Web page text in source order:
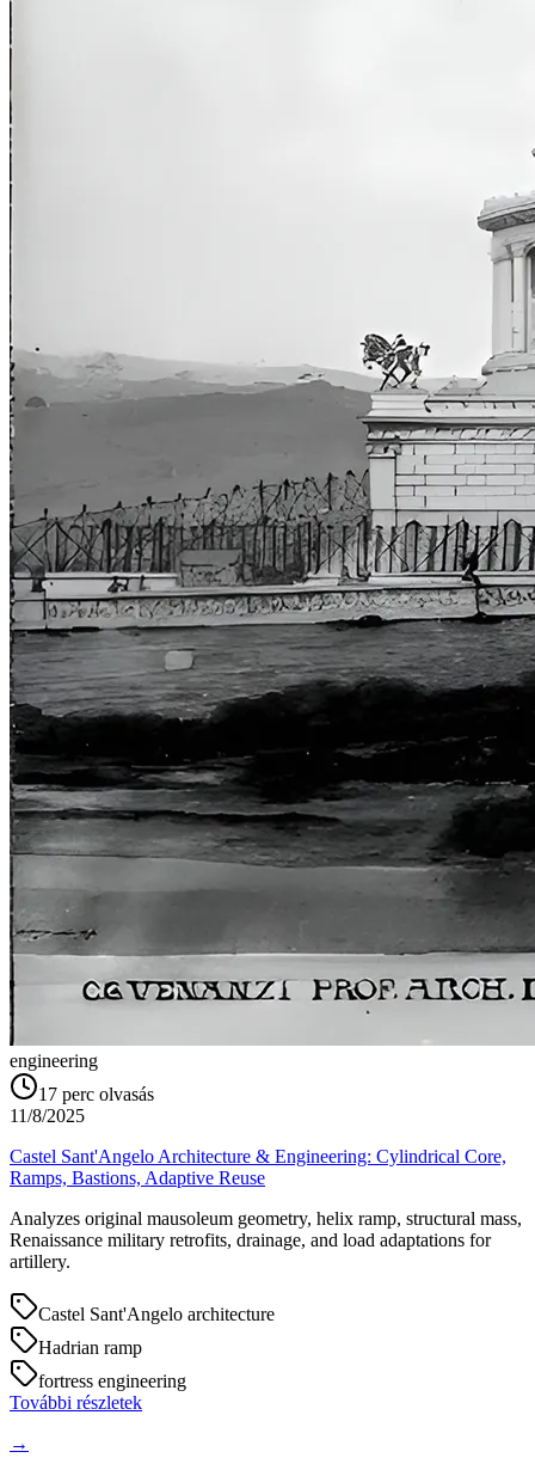
engineering
17 perc olvasás
11/8/2025
Castel Sant'Angelo Architecture & Engineering: Cylindrical Core,
Ramps, Bastions, Adaptive Reuse
Analyzes original mausoleum geometry, helix ramp, structural mass,
Renaissance military retrofits, drainage, and load adaptations for
artillery.
Castel Sant'Angelo architecture
Hadrian ramp
fortress engineering
További részletek
→